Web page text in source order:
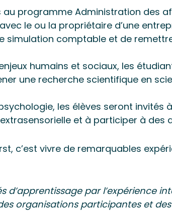
au programme Administration des
le ou la propriétaire d’une
simulation comptable et de
humains et sociaux, les
une recherche scientifique en
les élèves seront invités
et à participer à des
c’est vivre de remarquables
d’apprentissage par l’expérience
organisations participantes et